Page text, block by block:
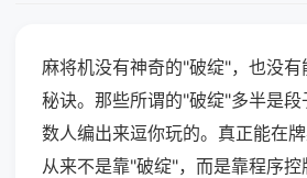
麻将机没有神奇的"破绽"，也没
秘诀。那些所谓的"破绽"多半是
数人编出来逗你玩的。真正能在
从来不是靠"破绽"，而是靠程序控